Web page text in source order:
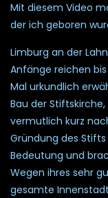
Mit diesem Video
der ich geboren
Limburg an der
Anfänge reichen
Mal urkundlich
Bau der
vermutlich kurz
Gründung des
Bedeutung und
Wegen ihres sehr
gesamte